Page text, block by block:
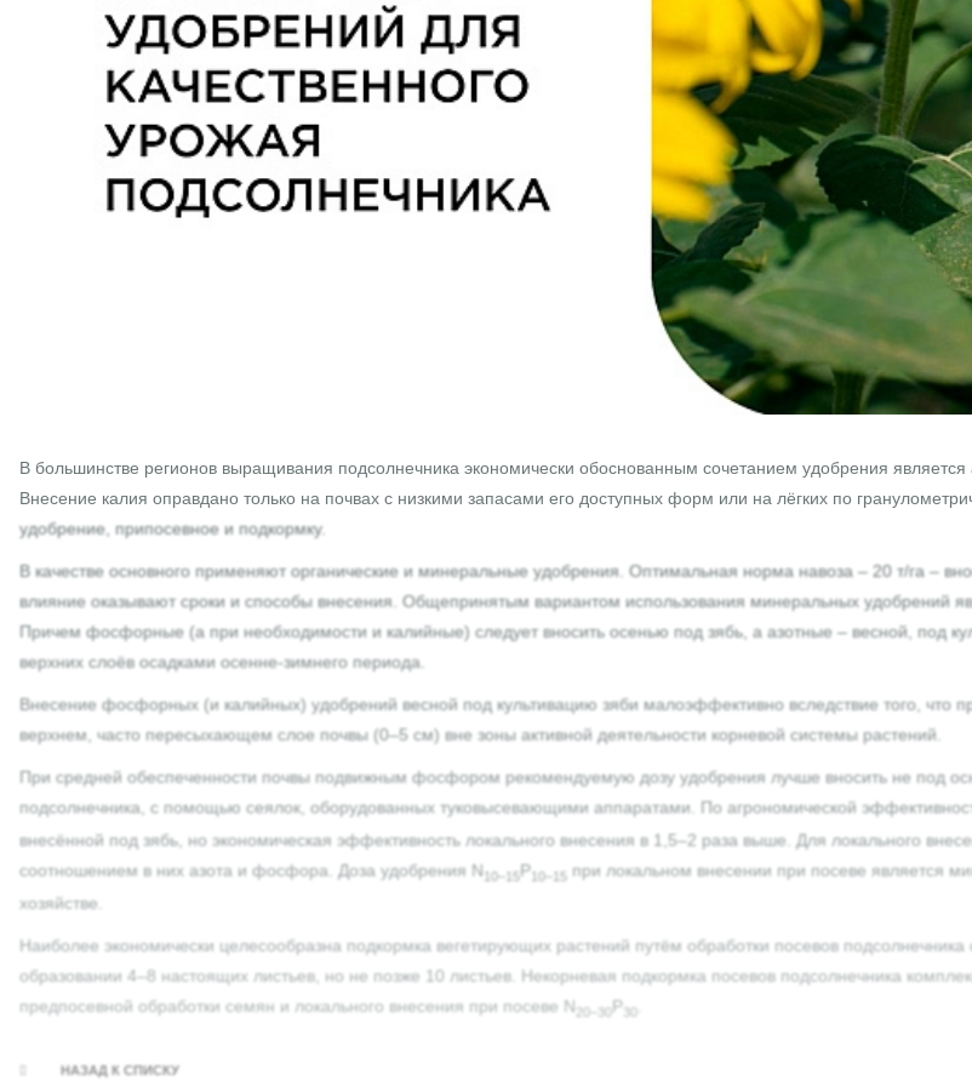
В большинстве регионов выращивания подсолнечника экономически обоснованным сочетанием удобрения
Внесение калия оправдано только на почвах с низкими запасами его доступных форм или на лёгких по
удобрение, припосевное и подкормку.
В качестве основного применяют органические и минеральные удобрения. Оптимальная норма навоза – 20 т/га –
влияние оказывают сроки и способы внесения. Общепринятым вариантом использования минеральных удобрений
Причем фосфорные (а при необходимости и калийные) следует вносить осенью под зябь, а азотные – весной, под
верхних слоёв осадками осенне-зимнего периода.
Внесение фосфорных (и калийных) удобрений весной под культивацию зяби малоэффективно вследствие того, что
верхнем, часто пересыхающем слое почвы (0–5 см) вне зоны активной деятельности корневой системы растений.
При средней обеспеченности почвы подвижным фосфором рекомендуемую дозу удобрения лучше вносить не под
подсолнечника, с помощью сеялок, оборудованных туковысевающими аппаратами. По агрономической
внесённой под зябь, но экономическая эффективность локального внесения в 1,5–2 раза выше. Для локального
соотношением в них азота и фосфора. Доза удобрения N 10–15 P 10–15
при локальном внесении при посеве является
хозяйстве.
Наиболее экономически целесообразна подкормка вегетирующих растений путём обработки посевов
образовании 4–8 настоящих листьев, но не позже 10 листьев. Некорневая подкормка посевов подсолнечника
предпосевной обработки семян и локального внесения при посеве N20–30 P 30
НАЗАД К СПИСКУ